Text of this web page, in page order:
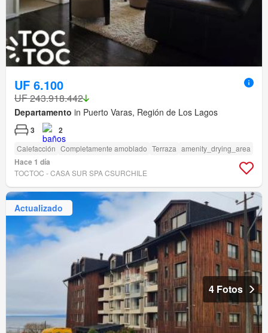
UF 6.100
UF 243.918.442
Departamento in Puerto Varas, Región de Los Lagos
3 2
Calefacción Completamente amoblado Terraza amenity_drying_area
Hace 1 día
TOCTOC - CASA SUR SPA CSURCHILE
Actualizado
4 Fotos